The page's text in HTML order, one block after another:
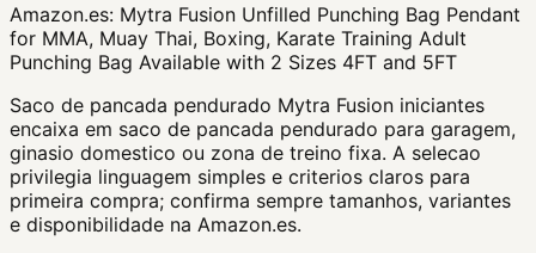
Amazon.es: Mytra Fusion Unfilled Punching Bag Pendant
for MMA, Muay Thai, Boxing, Karate Training Adult
Punching Bag Available with 2 Sizes 4FT and 5FT
Saco de pancada pendurado Mytra Fusion iniciantes
encaixa em saco de pancada pendurado para garagem,
ginasio domestico ou zona de treino fixa. A selecao
privilegia linguagem simples e criterios claros para
primeira compra; confirma sempre tamanhos, variantes
e disponibilidade na Amazon.es.